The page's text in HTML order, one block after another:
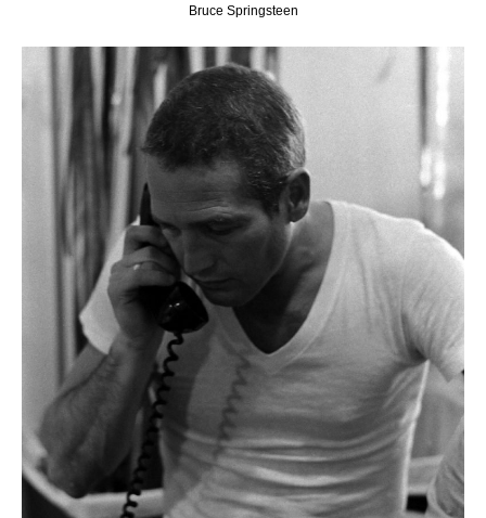
Bruce Springsteen